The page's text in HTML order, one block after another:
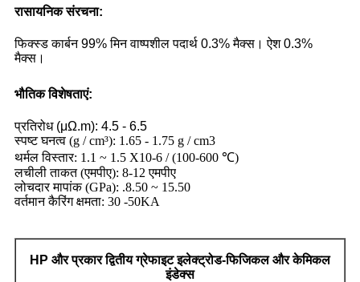
रासायनिक संरचना:
फिक्स्ड कार्बन 99% मिन वाष्पशील पदार्थ 0.3% मैक्स। ऐश 0.3%
मैक्स।
भौतिक विशेषताएं:
प्रतिरोध (μΩ.m): 4.5 - 6.5
स्पष्ट घनत्व (g / cm³): 1.65 - 1.75 g / cm3
थर्मल विस्तार: 1.1 ~ 1.5 X10-6 / (100-600 ℃)
लचीली ताकत (एमपीए): 8-12 एमपीए
लोचदार मापांक (GPa): .8.50 ~ 15.50
वर्तमान कैरिंग क्षमता: 30 -50KA
HP औरप्रकारद्वितीयग्रेफाइट इलेक्ट्रोड-फिजिकल और केमिकल
इंडेक्स